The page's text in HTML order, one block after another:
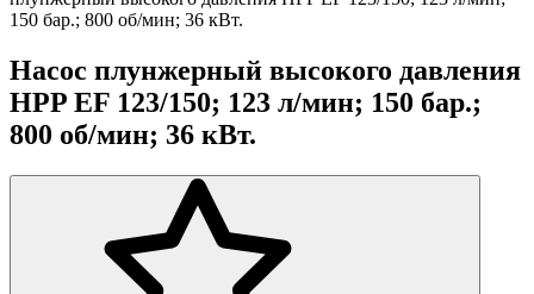
150 бар.; 800 об/мин; 36 кВт.
Насос плунжерный высокого давления
HPP EF 123/150; 123 л/мин; 150 бар.;
800 об/мин; 36 кВт.